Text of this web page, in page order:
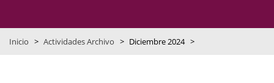
Inicio > Actividades Archivo > Diciembre 2024 >